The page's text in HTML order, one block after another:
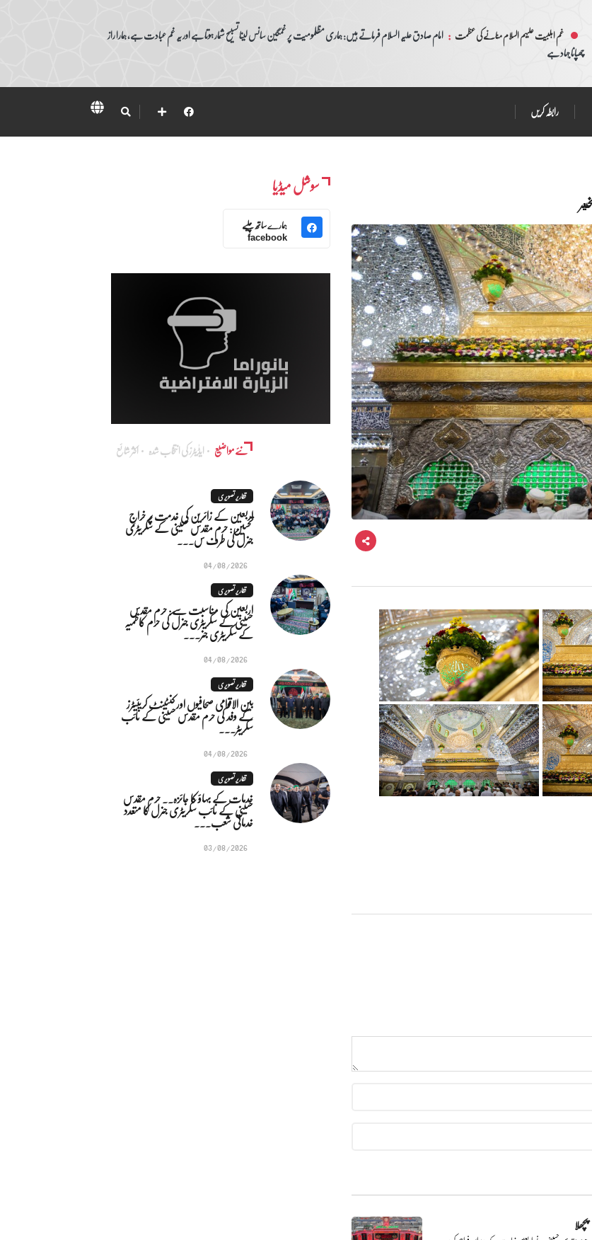
غم اہلبیت علیہم السلام منانے کی عظمت : امام صادق علیہ السلام فرماتے ہیں: ہماری مظلمومیت پر غمگین سانس لینا تسبیح شمار ہوتا ہے اور یہ غم عبادت ہے، ہمارا راز
چھپانا جہاد ہے
رابطہ کریں
پچھلا
سوشل میڈیا
ہمارے ساتھ چلیے
facebook
نئے مواضیع ایڈٰیٹرز کی انتخاب شدہ اکثر شائع
تقاریر تصویری
اربعین کے زائرین کی خدمت پر خراجِ
تحسین: حرم مقدس حسینی کے سکریٹری
جنرل کی طرف س...
04/08/2026
تقاریر تصویری
اربعین کی مناسبت سے: حرم مقدس
حسینی کے سکریٹری جنرل کی حرم کاظمیہ
کے سکریٹری جنر...
04/08/2026
تقاریر تصویری
بین الاقوامی صحافیوں اور کنٹینٹ کریئیٹرز
کے وفد کی حرم مقدس حسینی کے نائب
سکریٹر...
04/08/2026
تقاریر تصویری
خدمات کے بہاؤ کا جائزہ.. حرم مقدس
حسینی کے نائب سکریٹری جنرل کا متعدد
خدماتی شعب...
03/08/2026